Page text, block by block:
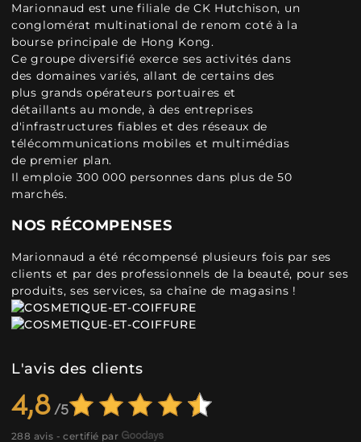
Marionnaud est une filiale de CK Hutchison, un
conglomérat multinational de renom coté à la
bourse principale de Hong Kong.
Ce groupe diversifié exerce ses activités dans
des domaines variés, allant de certains des
plus grands opérateurs portuaires et
détaillants au monde, à des entreprises
d'infrastructures fiables et des réseaux de
télécommunications mobiles et multimédias
de premier plan.
Il emploie 300 000 personnes dans plus de 50
marchés.
NOS RÉCOMPENSES
Marionnaud a été récompensé plusieurs fois par ses
clients et par des professionnels de la beauté, pour ses
produits, ses services, sa chaîne de magasins !
L'avis des clients
4,8
288 avis - certifié par